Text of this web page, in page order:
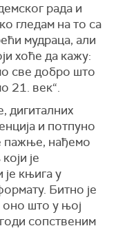
рада и
гледам на то са
мудраца, али
хоће да кажу:
све добро што
21. век“.
дигиталних
и потпуно
пажње, нађемо
је
књига у
Битно је
што у њој
сопственим